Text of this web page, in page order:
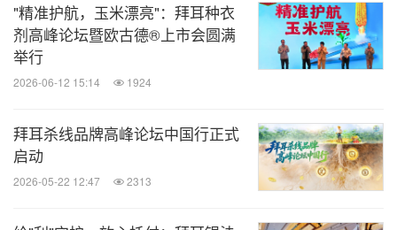
“再生农业观察+”活动现场
产学研各界通力携手，共探再生农业中国实践蓝图
"精准护航，玉米漂亮"：拜耳种衣
剂高峰论坛暨欧古德®上市会圆满
举行
2026-06-12 15:14 1924
拜耳杀线品牌高峰论坛中国行正式
启动
2026-05-22 12:47 2313